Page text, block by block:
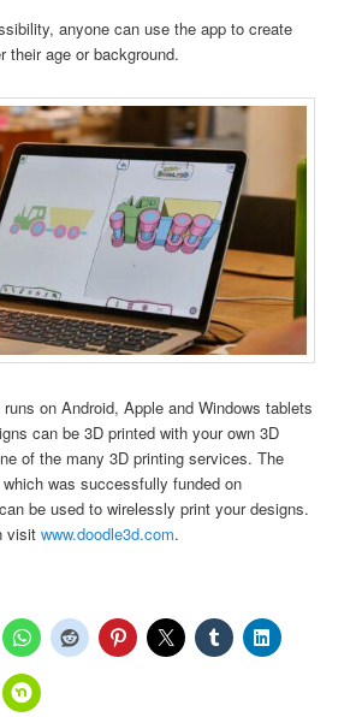
anyone can use the app to create
their age or background.
runs on Android, Apple and Windows tablets
can be 3D printed with your own 3D
of the many 3D printing services. The
was successfully funded on
be used to wirelessly print your designs.
visitwww.doodle3d.com.